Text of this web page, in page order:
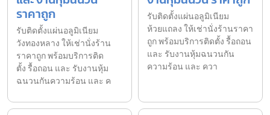
ราคาถูก
รับติดตั้งแผ่นอลูมิเนียม
วังทองหลาง ให้เช่านั่งร้าน
ราคาถูก พร้อมบริการติด
ตั้ง รื้อถอน และ รับงานหุ้ม
ฉนวนกันความร้อน และ ค
รับติดตั้งแผ่นอลูมิเนียม
ห้วยแถลง ให้เช่านั่งร้านราคา
ถูก พร้อมบริการติดตั้ง รื้อถอน
และ รับงานหุ้มฉนวนกัน
ความร้อน และ ควา